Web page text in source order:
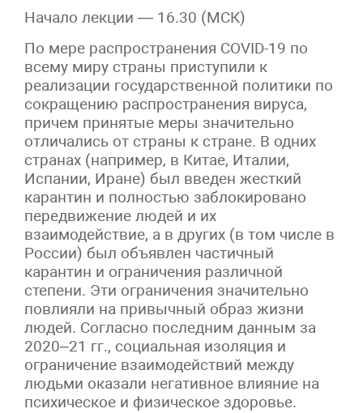
Начало лекции — 16.30 (МСК)
По мере распространения COVID-19 по
всему миру страны приступили к
реализации государственной политики по
сокращению распространения вируса,
причем принятые меры значительно
отличались от страны к стране. В одних
странах (например, в Китае, Италии,
Испании, Иране) был введен жесткий
карантин и полностью заблокировано
передвижение людей и их
взаимодействие, а в других (в том числе в
России) был объявлен частичный
карантин и ограничения различной
степени. Эти ограничения значительно
повлияли на привычный образ жизни
людей. Согласно последним данным за
2020–21 гг., социальная изоляция и
ограничение взаимодействий между
людьми оказали негативное влияние на
психическое и физическое здоровье.